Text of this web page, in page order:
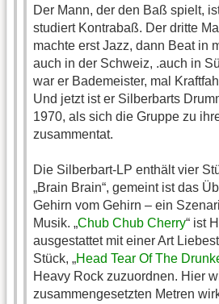
Der Mann, der den Baß spielt,
studiert Kontrabaß. Der dritte
machte erst Jazz, dann Beat in
auch in der Schweiz, .auch in
war er Bademeister, mal
Und jetzt ist er Silberbarts
1970, als sich die Gruppe zu
zusammentat.
Die Silberbart-LP enthält vier
„Brain Brain“, gemeint ist das
Gehirn vom Gehirn – ein
Musik. „Chub Chub Cherry“ ist
ausgestattet mit einer Art
Stück, „Head Tear Of The
Heavy Rock zuzuordnen. Hier
zusammengesetzten Metren